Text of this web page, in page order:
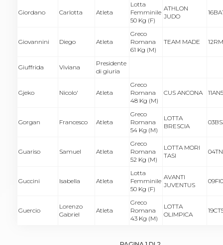
Giordano Carlotta Atleta
Lotta
Femminile
50 Kg (F)
ATHLON
JUDO
Giovannini Diego Atleta
Greco
Romana
61 Kg (M)
TEAM MADE
Giuffrida Viviana
Presidente
di giuria
Gjeko Nicolo' Atleta
Greco
Romana
48 Kg (M)
CUS ANCONA
Gorgan Francesco Atleta
Greco
Romana
54 Kg (M)
LOTTA
BRESCIA
Guariso Samuel Atleta
Greco
Romana
52 Kg (M)
LOTTA MORI
TASI
Guccini Isabella Atleta
Lotta
Femminile
50 Kg (F)
AVANTI
JUVENTUS
Guercio
Lorenzo
Gabriel
Atleta
Greco
Romana
43 Kg (M)
LOTTA
OLIMPICA